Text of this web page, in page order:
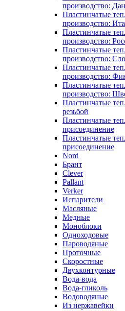
производство:
Пластинчатые
производство:
Пластинчатые
производство:
Пластинчатые
производство:
Пластинчатые
производство:
Пластинчатые
производство:
Пластинчатые
резьбой
Пластинчатые
присоединение
Пластинчатые
присоединение
Nord
Брант
Clever
Pallant
Verker
Испарители
Масляные
Медные
Моноблоки
Одноходовые
Пароводяные
Проточные
Скоростные
Двухконтурные
Вода-вода
Вода-гликоль
Водоводяные
Из нержавейки